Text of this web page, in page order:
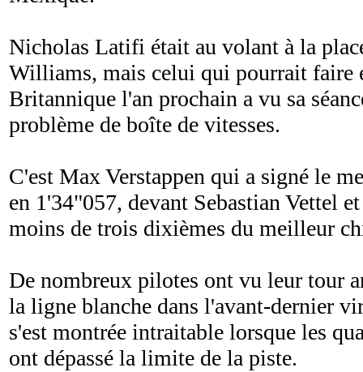
Nicholas Latifi était au volant à la
Williams, mais celui qui pourrait faire
Britannique l'an prochain a vu sa
problème de boîte de vitesses.
C'est Max Verstappen qui a signé le
en 1'34"057, devant Sebastian Vettel
moins de trois dixièmes du meilleur
De nombreux pilotes ont vu leur tour
la ligne blanche dans l'avant-dernier
s'est montrée intraitable lorsque les
ont dépassé la limite de la piste.